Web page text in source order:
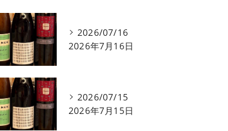
2026/07/16
2026年7月16日
2026/07/15
2026年7月15日